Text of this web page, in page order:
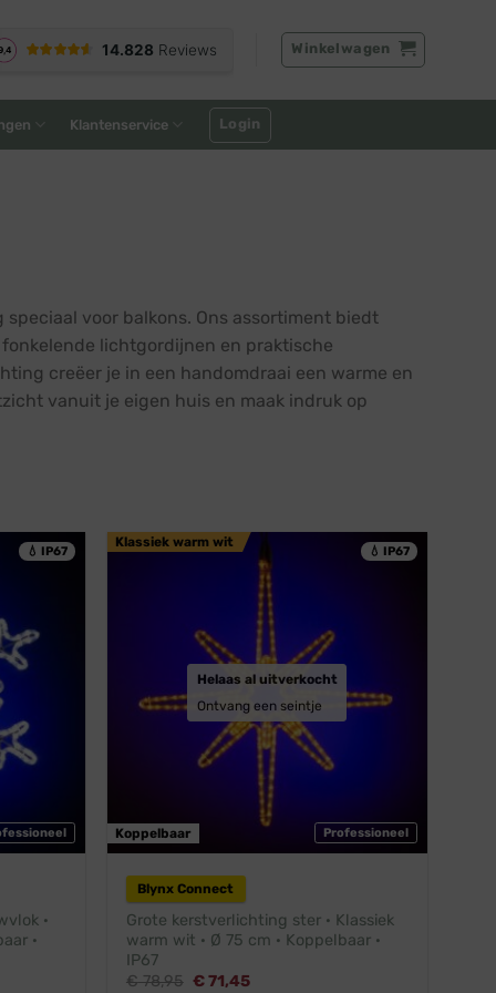
Winkelwagen
Klantenservice Login
voor balkons. Ons assortiment biedt
lichtgordijnen en praktische
creëer je in een handomdraai een warme en
vanuit je eigen huis en maak indruk op
💧 IP67
·
·
💧 IP67
Professioneel
Klassiek warm wit
Koppelbaar
Helaas al uitverkocht
Ontvang een seintje
Blynx Connect
Grote kerstverlichting ster · Klassiek
warm wit · Ø 75 cm · Koppelbaar ·
IP67
€78,95 Oorspronkelijke
€71,45Huidige